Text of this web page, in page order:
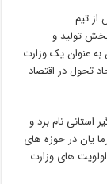
از تیم
تولید و
به عنوان یک وزارت
تحول در اقتصاد
استانی نام برد و
یان در حوزه های
های وزارت